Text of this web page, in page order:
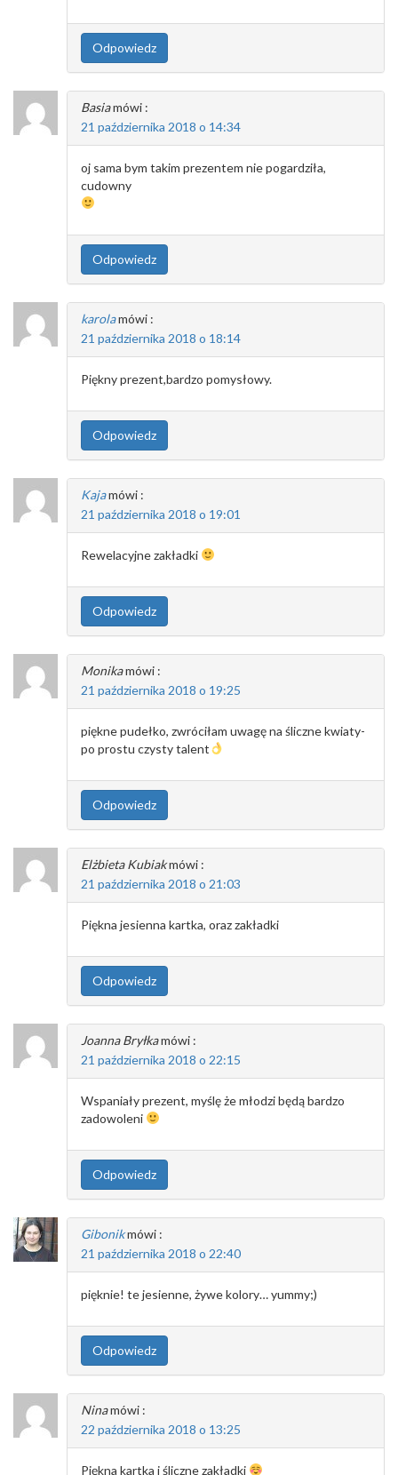
Odpowiedz
Basiamówi :
21 października 2018 o 14:34
oj sama bym takim prezentem nie pogardziła,
cudowny
Odpowiedz
karolamówi :
21 października 2018 o 18:14
Piękny prezent,bardzo pomysłowy.
Odpowiedz
Kajamówi :
21 października 2018 o 19:01
Rewelacyjne zakładki
Odpowiedz
Monikamówi :
21 października 2018 o 19:25
piękne pudełko, zwróciłam uwagę na śliczne kwiaty-
po prostu czysty talent
Odpowiedz
Elżbieta Kubiakmówi :
21 października 2018 o 21:03
Piękna jesienna kartka, oraz zakładki
Odpowiedz
Joanna Bryłkamówi :
21 października 2018 o 22:15
Wspaniały prezent, myślę że młodzi będą bardzo
zadowoleni
Odpowiedz
Gibonikmówi :
21 października 2018 o 22:40
pięknie! te jesienne, żywe kolory… yummy;)
Odpowiedz
Ninamówi :
22 października 2018 o 13:25
Piękna kartka i śliczne zakładki